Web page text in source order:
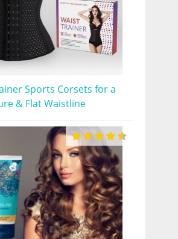
Sports Corsets for a
& Flat Waistline